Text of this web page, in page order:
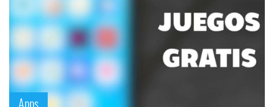
sociales
Plataformas
streaming